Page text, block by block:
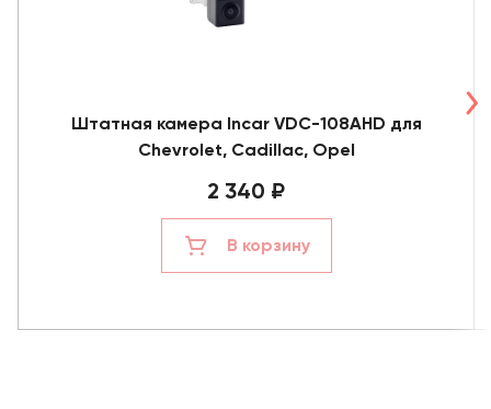
Штатная камера Incar VDC-108AHD для
Chevrolet, Cadillac, Opel
2 340 ₽
В корзину